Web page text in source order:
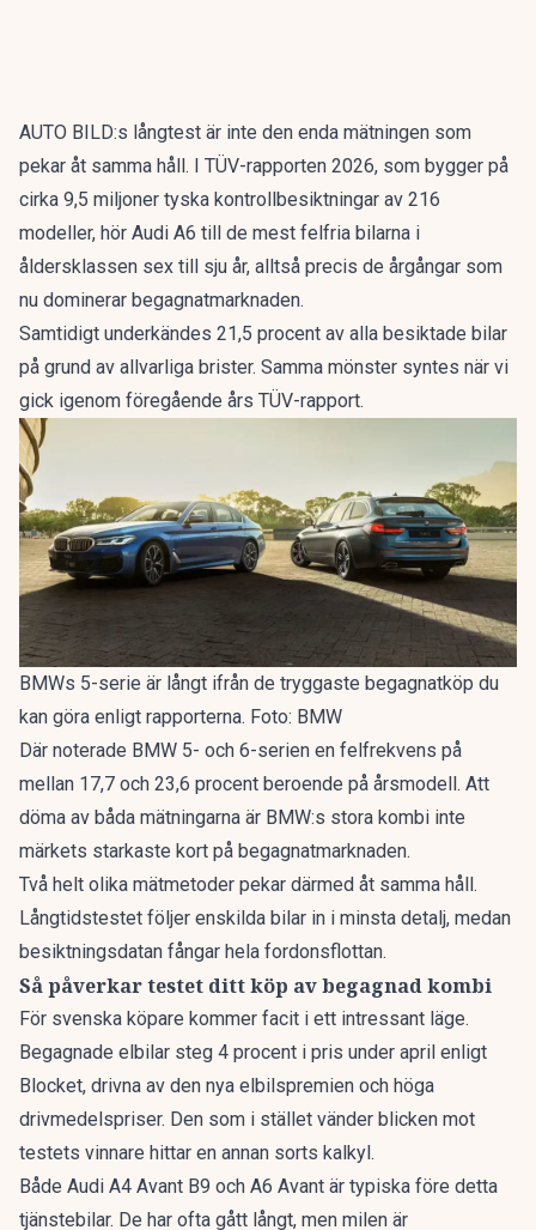
AUTO BILD:s långtest är inte den enda mätningen som
pekar åt samma håll. I TÜV-rapporten 2026, som bygger på
cirka 9,5 miljoner tyska kontrollbesiktningar av 216
modeller, hör Audi A6 till de mest felfria bilarna i
åldersklassen sex till sju år, alltså precis de årgångar som
nu dominerar begagnatmarknaden.
Samtidigt underkändes 21,5 procent av alla besiktade bilar
på grund av allvarliga brister. Samma mönster syntes när vi
gick igenom föregående års TÜV-rapport.
BMWs 5-serie är långt ifrån de tryggaste begagnatköp du
kan göra enligt rapporterna. Foto: BMW
Där noterade BMW 5- och 6-serien en felfrekvens på
mellan 17,7 och 23,6 procent beroende på årsmodell. Att
döma av båda mätningarna är BMW:s stora kombi inte
märkets starkaste kort på begagnatmarknaden.
Två helt olika mätmetoder pekar därmed åt samma håll.
Långtidstestet följer enskilda bilar in i minsta detalj, medan
besiktningsdatan fångar hela fordonsflottan.
Så påverkar testet ditt köp av begagnad kombi
För svenska köpare kommer facit i ett intressant läge.
Begagnade elbilar steg 4 procent i pris under april enligt
Blocket, drivna av den nya elbilspremien och höga
drivmedelspriser. Den som i stället vänder blicken mot
testets vinnare hittar en annan sorts kalkyl.
Både Audi A4 Avant B9 och A6 Avant är typiska före detta
tjänstebilar. De har ofta gått långt, men milen är